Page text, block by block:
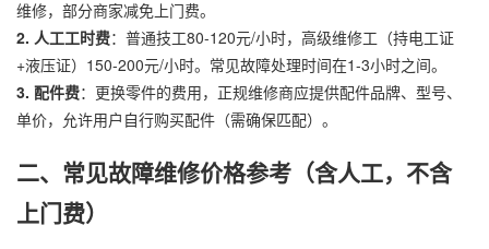
维修，部分商家减免上门费。
2. 人工工时费：普通技工80-120元/小时，高级维修工（持电工证
+液压证）150-200元/小时。常见故障处理时间在1-3小时之间。
3. 配件费：更换零件的费用，正规维修商应提供配件品牌、型号、
单价，允许用户自行购买配件（需确保匹配）。
二、常见故障维修价格参考（含人工，不含
上门费）